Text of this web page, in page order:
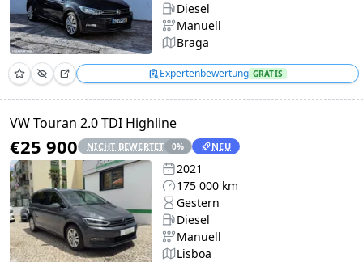
Diesel
Manuell
Braga
Expertenbewertung GRATIS
VW Touran 2.0 TDI Highline
€25 900 NICHT BEWERTET 0% NEU
2021
175 000 km
Gestern
Diesel
Manuell
Lisboa